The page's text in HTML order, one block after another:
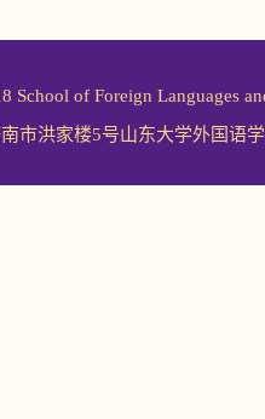
School of Foreign Languages
市洪家楼5号山东大学外国语